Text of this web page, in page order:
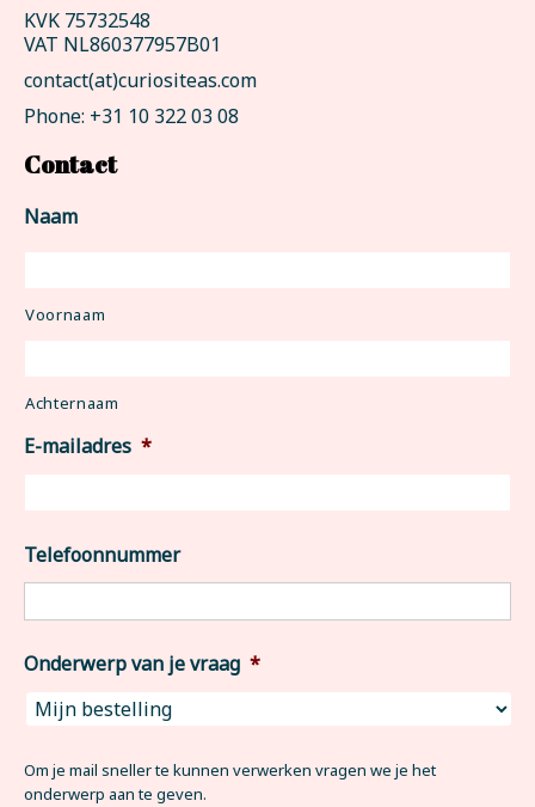
KVK 75732548
VAT NL860377957B01
contact(at)curiositeas.com
Phone: +31 10 322 03 08
Contact
Naam
Voornaam
Achternaam
E-mailadres *
Telefoonnummer
Onderwerp van je vraag *
Om je mail sneller te kunnen verwerken vragen we je het
onderwerp aan te geven.